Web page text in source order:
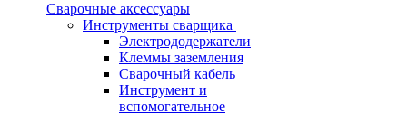
Сварочные аксессуары
Инструменты сварщика
Электрододержатели
Клеммы заземления
Сварочный кабель
Инструмент и
вспомогательное